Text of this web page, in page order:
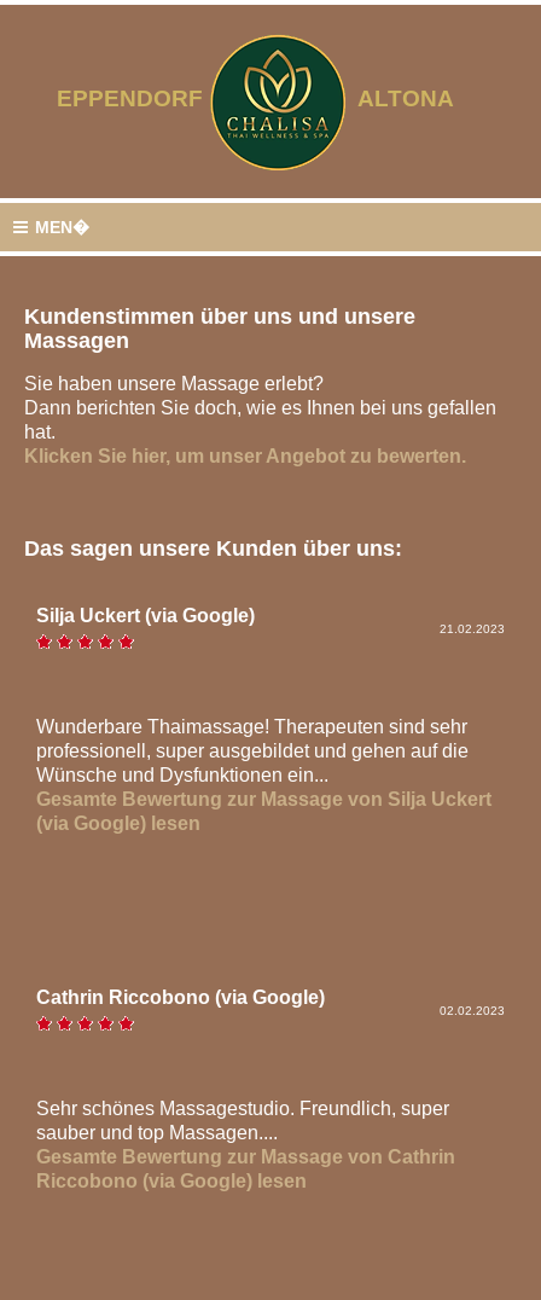
EPPENDORF ALTONA
MEN�
in Hamburg Eppendorf
Erleben Sie unsere asiatischen
Massage-Anwendungen
WELLNESS-MASSAGEN
Lassen Sie sich zu zweit
GUTSCHEINE
Das sagen
unsere Kunden
Kundenstimmen über uns und unsere
Massagen
Sie haben unsere Massage erlebt?
Dann berichten Sie doch, wie es Ihnen bei uns gefallen
hat.
Klicken Sie hier, um unser Angebot zu bewerten.
Das sagen unsere Kunden über uns:
Silja Uckert (via Google)
21.02.2023
Wunderbare Thaimassage! Therapeuten sind sehr
professionell, super ausgebildet und gehen auf die
Wünsche und Dysfunktionen ein...
Gesamte Bewertung zur Massage von Silja Uckert
(via Google) lesen
Cathrin Riccobono (via Google)
02.02.2023
Sehr schönes Massagestudio. Freundlich, super
sauber und top Massagen....
Gesamte Bewertung zur Massage von Cathrin
Riccobono (via Google) lesen